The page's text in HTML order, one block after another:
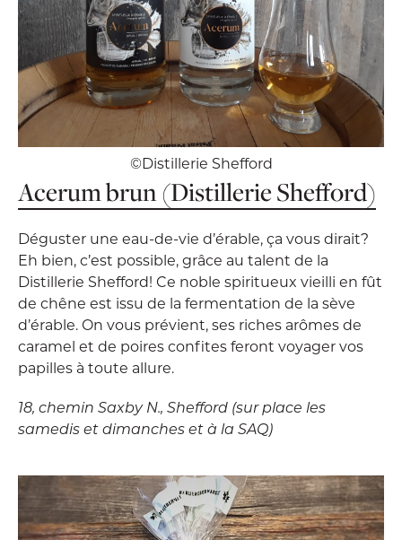
©Distillerie Shefford
Acerum brun (Distillerie Shefford)
Déguster une eau-de-vie d’érable, ça vous dirait?
Eh bien, c’est possible, grâce au talent de la
Distillerie Shefford! Ce noble spiritueux vieilli en fût
de chêne est issu de la fermentation de la sève
d’érable. On vous prévient, ses riches arômes de
caramel et de poires confites feront voyager vos
papilles à toute allure.
18, chemin Saxby N., Shefford (sur place les
samedis et dimanches et à la SAQ)